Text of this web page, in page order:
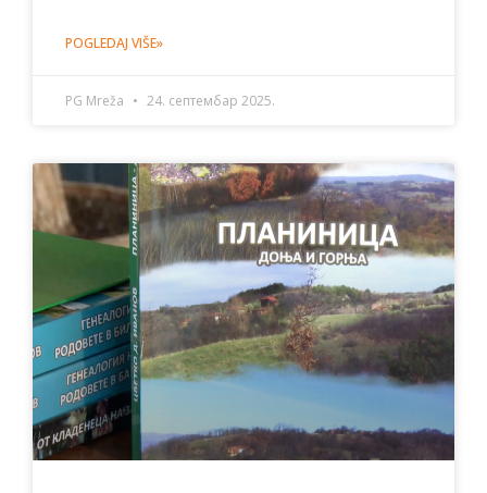
POGLEDAJ VIŠE»
PG Mreža 24. септембар 2025.